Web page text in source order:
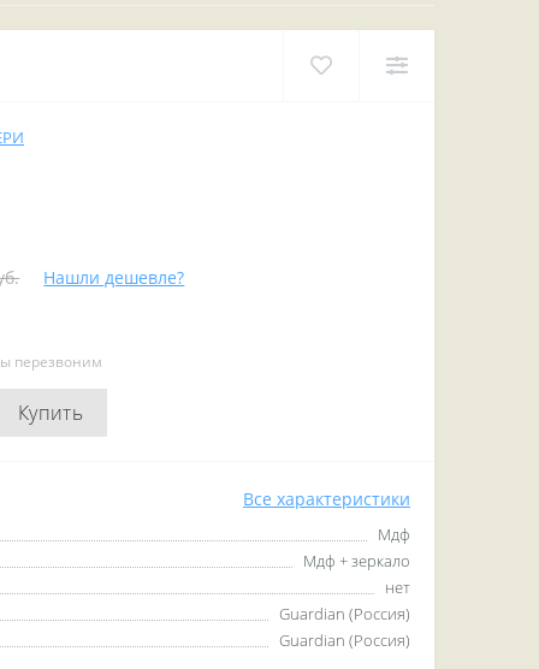
Нашли дешевле?
перезвоним
Купить
Все характеристики
Мдф
Мдф + зеркало
нет
Guardian (Россия)
Guardian (Россия)